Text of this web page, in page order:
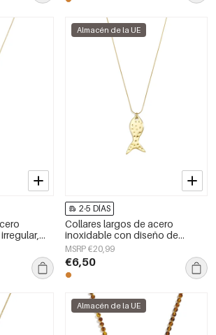
Almacén de la UE
2-5 DÍAS
Collares largos de acero
inoxidable con diseño de
peces, estilo casual y sencillo
para uso diario. Joyería para
mujer.
MSRP €20,99
€6,50
Almacén de la UE